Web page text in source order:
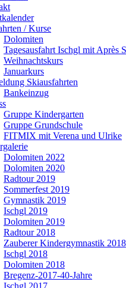
/ Kurse
Dolomiten
Tagesausfahrt Ischgl mit Après
Weihnachtskurs
Januarkurs
Skiausfahrten
Bankeinzug
Gruppe Kindergarten
Gruppe Grundschule
FITMIX mit Verena und Ulrike
Dolomiten 2022
Dolomiten 2020
Radtour 2019
Sommerfest 2019
Gymnastik 2019
Ischgl 2019
Dolomiten 2019
Radtour 2018
Zauberer Kindergymnastik 2018
Ischgl 2018
Dolomiten 2018
Bregenz-2017-40-Jahre
Ischgl 2017